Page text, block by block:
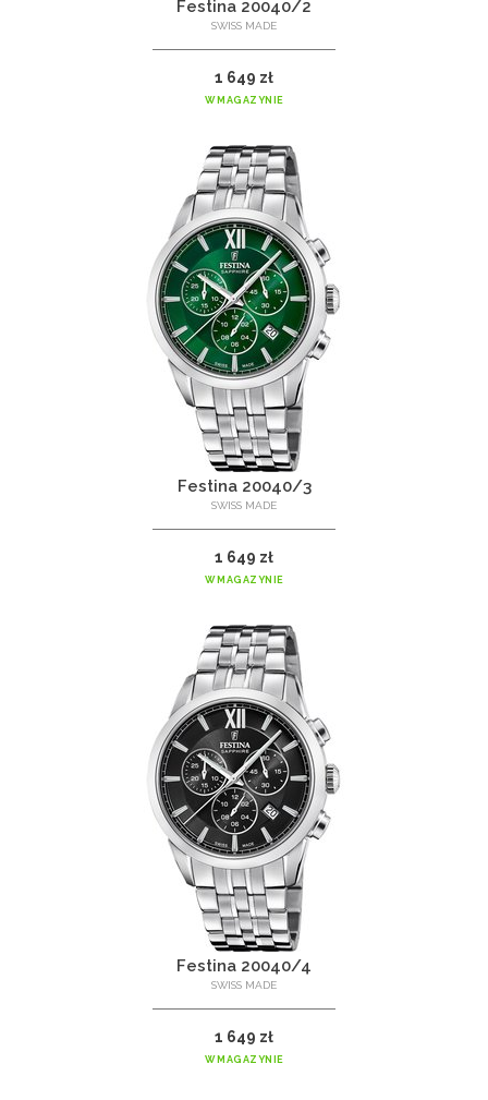
Festina 20040/2
SWISS MADE
1 649 zł
W MAGAZYNIE
Festina 20040/3
SWISS MADE
1 649 zł
W MAGAZYNIE
Festina 20040/4
SWISS MADE
1 649 zł
W MAGAZYNIE